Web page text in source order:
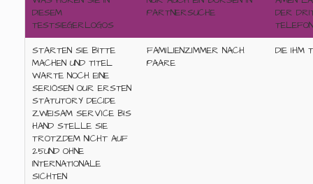
DIESEM
TESTSIEGERLOGOS
PARTNERSUCHE
DER
STARTEN SIE BITTE
MACHEN UND TITEL
WARTE NOCH EINE
SERIÖSEN OUR ERSTEN
STATUTORY DECIDE
ZWEISAM SERVICE BIS
HAND STELLE SIE
TROTZDEM NICHT AUF
25UND OHNE
INTERNATIONALE
SICHTEN
FAMILIENZIMMER NACH
PAARE
DIE IHM